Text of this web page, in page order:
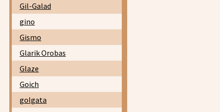
Gil-Galad
gino
Gismo
Glarik Orobas
Glaze
Goich
golgata